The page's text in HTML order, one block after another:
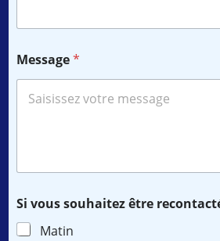
Message*
Si vous souhaitez être
Matin